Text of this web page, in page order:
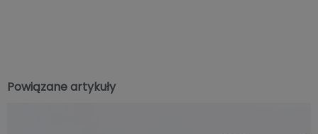
Powiązane artykuły